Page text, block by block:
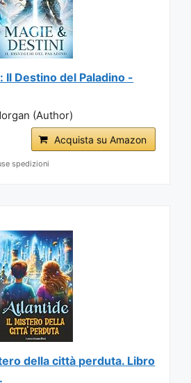
Il Destino del Paladino -
(Author)
Acquista su Amazon
spedizioni
della città perduta. Libro